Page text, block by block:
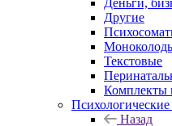
Деньги,
Другие
Текстовые
Комплекты
Назад